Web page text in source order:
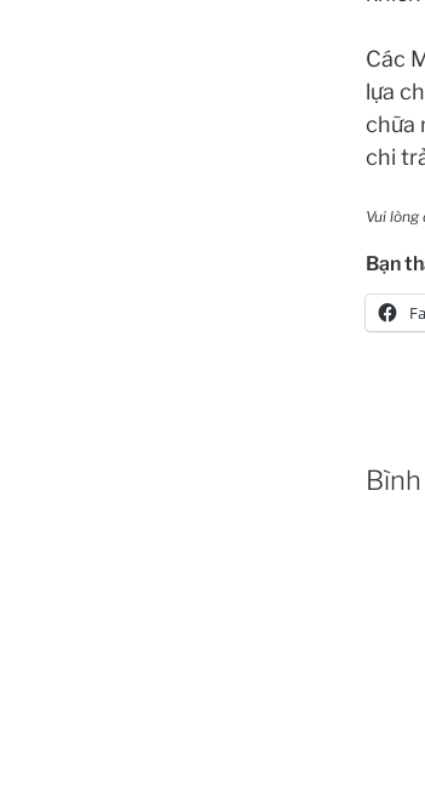
Các
lựa
chữa
chi
Vui
Bạn